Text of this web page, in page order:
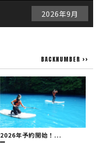
2026年9月
BACKNUMBER >>
2026年予約開始！...